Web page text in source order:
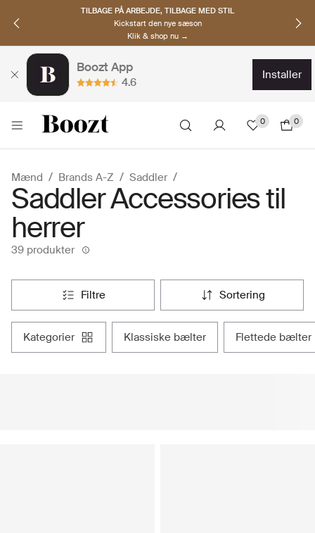
TILBAGE PÅ ARBEJDE, TILBAGE MED STIL
Kickstart den nye sæson
Klik & shop nu →
Boozt App
4.6
installer
0 0
Mænd Brands A-Z Saddler
Saddler Accessories til
herrer
39 produkter
filtre sortering
kategorier klassiske bælter flettede bælter